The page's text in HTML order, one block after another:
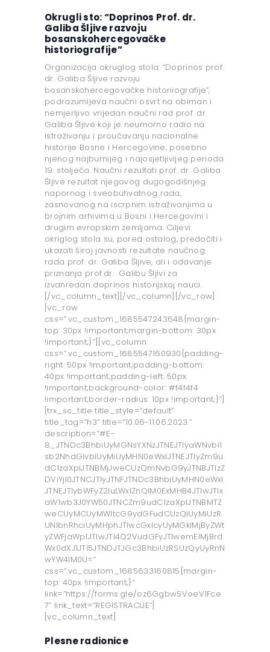
Okrugli sto: “Doprinos Prof. dr.
Galiba Šljive razvoju
bosanskohercegovačke
historiografije”
Organizacija okruglog stola: “Doprinos prof.
dr. Galiba Šljive razvoju
bosanskohercegovačke historiiografije”,
podrazumijeva naučni osvrt na obiman i
nemjerljivo vrijedan naučni rad prof. dr.
Galiba Šljive koji je neumorno radio na
istraživanju i proučavanju nacionalne
historije Bosne i Hercegovine, posebno
njenog najburnijeg i najosjetljivijeg perioda
19. stoljeća. Naučni rezultati prof. dr. Galiba
Šljive rezultat njegovog dugogodišnjeg
napornog i sveobuhvatnog rada,
zasnovanog na iscrpnim istraživanjima u
brojnim arhivima u Bosni i Hercegovini i
drugim evropskim zemljama. Ciljevi
okriglog stola su, pored ostalog, predočiti i
ukazati široj javnosti rezultate naučnog
rada prof. dr. Galiba Šljive, ali i odavanje
priznanja prof.dr. Galibu Šljivi za
izvanredan doprinos historijskoj nauci.
[/vc_column_text][/vc_column][/vc_row]
[vc_row
css=”.vc_custom_1685547243648{margin-
top: 30px !important;margin-bottom: 30px
!important;}”][vc_column
css=”.vc_custom_1685547160930{padding-
right: 50px !important;padding-bottom:
40px !important;padding-left: 50px
!important;background-color: #f4f4f4
!important;border-radius: 10px !important;}”]
[trx_sc_title title_style=”default”
title_tag=”h3” title=”10.06-11.06.2023.”
description=”#E-
8_JTNDc3BhbiUyMGNsYXNzJTNEJTIyaWNvbi1
sb2NhdGlvbiUyMiUyMHN0eWxlJTNEJTIyZm9u
dC1zaXplJTNBMjJweCUzQmNvbG9yJTNBJTIzZ
DViYjI0JTNCJTIyJTNFJTNDc3BhbiUyMHN0eWxl
JTNEJTIybWFyZ2luLWxlZnQlM0ExMHB4JTIwJTIx
aW1wb3J0YW50JTNCZm9udC1zaXplJTNBMTZ
weCUyMCUyMWltcG9ydGFudCUzQiUyMiUzR
UNlbnRhciUyMHphJTIwcGxlcyUyMGklMjByZWt
yZWFjaWp1JTIwJTI4Q2VudGFyJTIwemElMjBrd
Wx0dXJ1JTI5JTNDJTJGc3BhbiUzRSUzQyUyRnN
wYW4lM0U=”
css=”.vc_custom_1685633160815{margin-
top: 40px !important;}”
link=”https://forms.gle/oz6GgbwSVoeV1Fce
7” link_text=”REGISTRACIJE”]
[vc_column_text]
Plesne radionice